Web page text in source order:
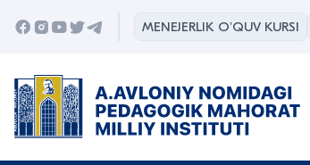
MENEJERLIK O'QUV KURSI